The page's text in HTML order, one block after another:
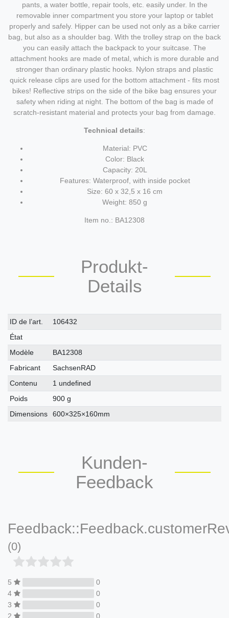
pants, a water bottle, repair tools, etc. easily under. In the
removable inner compartment you store your laptop or tablet
properly and safely. Hipper can be used not only as a bike carrier
bag, but also as a shoulder bag. With the trolley strap on the back
you can easily attach the backpack to your suitcase. The
attachment hooks are made of metal, which is more durable and
stronger than ordinary plastic hooks. Nylon straps and plastic
quick release clips are used for the bottom attachment - fits most
bikes! Reflective strips on the side of the bike bag ensures your
safety when riding at night. The bottom of the bag is made of
scratch-resistant material and protects your bag from damage.
Technical details:
Material: PVC
Color: Black
Capacity: 20L
Features: Waterproof, with inside pocket
Size: 60 x 32,5 x 16 cm
Weight: 850 g
Item no.: BA12308
Produkt-
Details
Caractéristique
technique
Valeur
ID de l’art.
106432
État
Modèle
BA12308
Fabricant
SachsenRAD
Contenu
1 undefined
Poids
900 g
Dimensions
600×325×160mm
Kunden-
Feedback
(0)
5
0
4
0
3
0
2
0